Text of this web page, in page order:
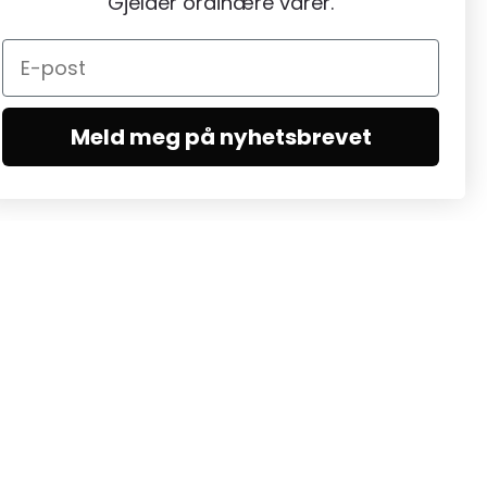
Meld meg på nyhetsbrevet